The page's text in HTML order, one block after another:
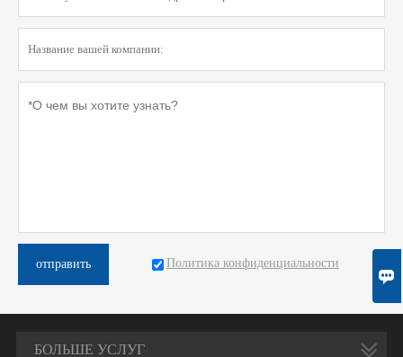
отправить Политика конфиденциальности
БОЛЬШЕ УСЛУГ
